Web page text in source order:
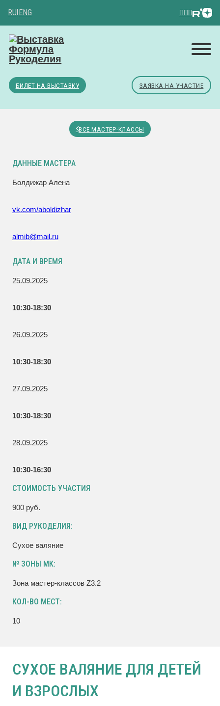
RU ENG
БИЛЕТ НА ВЫСТАВКУ ЗАЯВКА НА УЧАСТИЕ
ВСЕ МАСТЕР-КЛАССЫ
ДАННЫЕ МАСТЕРА
Болдижар Алена
vk.com/aboldizhar
almib@mail.ru
ДАТА И ВРЕМЯ
25.09.2025
10:30-18:30
26.09.2025
10:30-18:30
27.09.2025
10:30-18:30
28.09.2025
10:30-16:30
СТОИМОСТЬ УЧАСТИЯ
900 руб.
ВИД РУКОДЕЛИЯ:
Сухое валяние
№ ЗОНЫ МК:
Зона мастер-классов Z3.2
КОЛ-ВО МЕСТ:
10
СУХОЕ ВАЛЯНИЕ ДЛЯ ДЕТЕЙ
И ВЗРОСЛЫХ